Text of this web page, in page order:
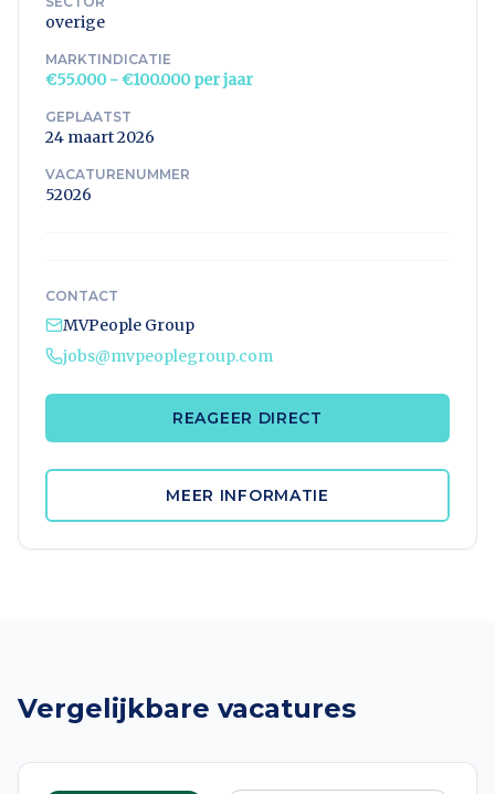
overige
MARKTINDICATIE
€55.000 - €100.000 per jaar
GEPLAATST
24 maart 2026
VACATURENUMMER
52026
CONTACT
MVPeople Group
jobs@mvpeoplegroup.com
REAGEER DIRECT
MEER INFORMATIE
Vergelijkbare vacatures